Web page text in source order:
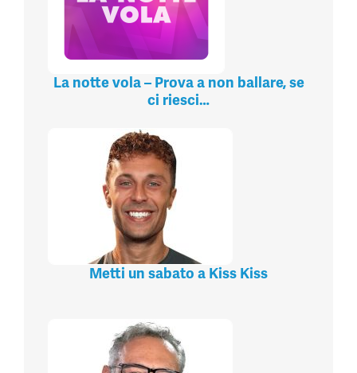
La notte vola – Prova a non ballare, se
ci riesci…
Metti un sabato a Kiss Kiss